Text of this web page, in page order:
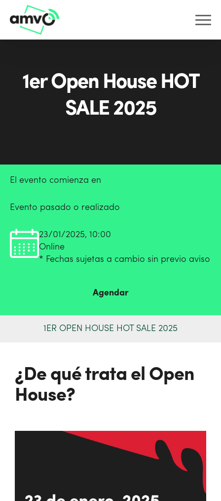
1er Open House HOT
SALE 2025
El evento comienza en
Evento pasado o realizado
23/01/2025, 10:00
Online
* Fechas sujetas a cambio sin previo aviso
Agendar
1ER OPEN HOUSE HOT SALE 2025
¿De qué trata el Open
House?